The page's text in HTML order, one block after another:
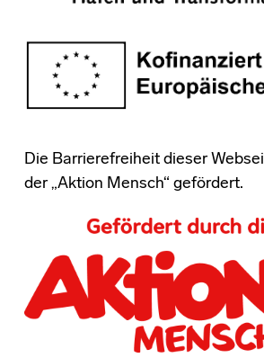
Die Barrierefreiheit dieser
der „Aktion Mensch“ gefördert.